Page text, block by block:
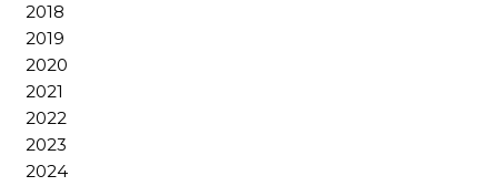
2018
2019
2020
2021
2022
2023
2024